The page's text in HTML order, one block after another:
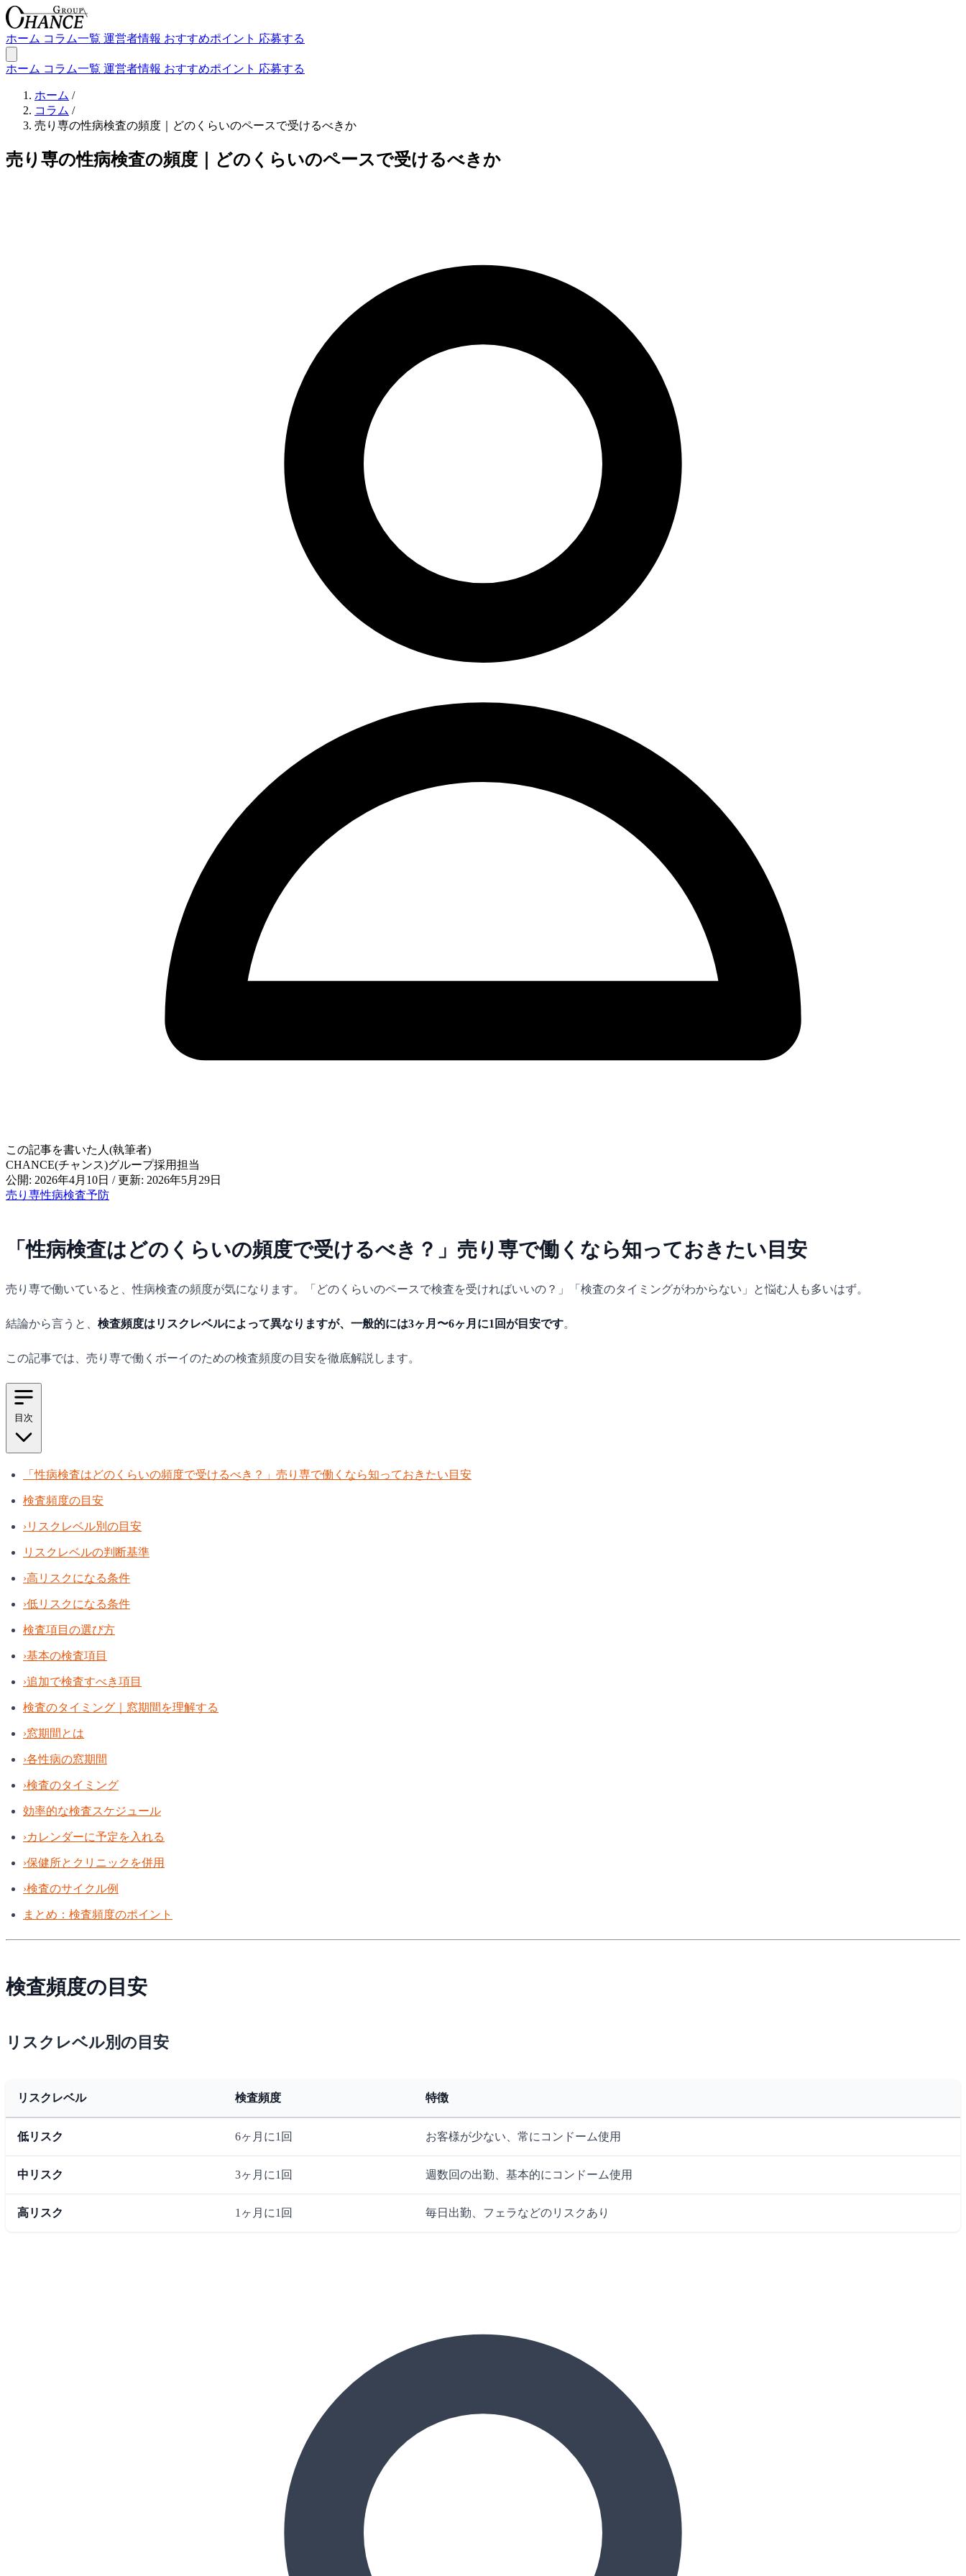
ホーム コラム一覧 運営者情報 おすすめポイント 応募する
ホーム コラム一覧 運営者情報 おすすめポイント 応募する
ホーム /
コラム /
売り専の性病検査の頻度｜どのくらいのペースで受けるべきか
売り専の性病検査の頻度｜どのくらいのペースで受けるべきか
この記事を書いた人(執筆者)
CHANCE(チャンス)グループ採用担当
公開: 2026年4月10日 / 更新: 2026年5月29日
売り専性病検査予防
「性病検査はどのくらいの頻度で受けるべき？」売り専で働くなら知っておきたい目安
売り専で働いていると、性病検査の頻度が気になります。「どのくらいのペースで検査を受ければいいの？」「検査のタイミングがわからない」と悩む人も多いはず。
結論から言うと、 検査頻度はリスクレベルによって異なりますが、一般的には3ヶ月〜6ヶ月に1回が目安です。
この記事では、売り専で働くボーイのための検査頻度の目安を徹底解説します。
目次
「性病検査はどのくらいの頻度で受けるべき？」売り専で働くなら知っておきたい目安
検査頻度の目安
›リスクレベル別の目安
リスクレベルの判断基準
›高リスクになる条件
›低リスクになる条件
検査項目の選び方
›基本の検査項目
›追加で検査すべき項目
検査のタイミング｜窓期間を理解する
›窓期間とは
›各性病の窓期間
›検査のタイミング
効率的な検査スケジュール
›カレンダーに予定を入れる
›保健所とクリニックを併用
›検査のサイクル例
まとめ：検査頻度のポイント
検査頻度の目安
リスクレベル別の目安
リスクレベル 検査頻度 特徴
低リスク 6ヶ月に1回 お客様が少ない、常にコンドーム使用
中リスク 3ヶ月に1回 週数回の出勤、基本的にコンドーム使用
高リスク 1ヶ月に1回 毎日出勤、フェラなどのリスクあり